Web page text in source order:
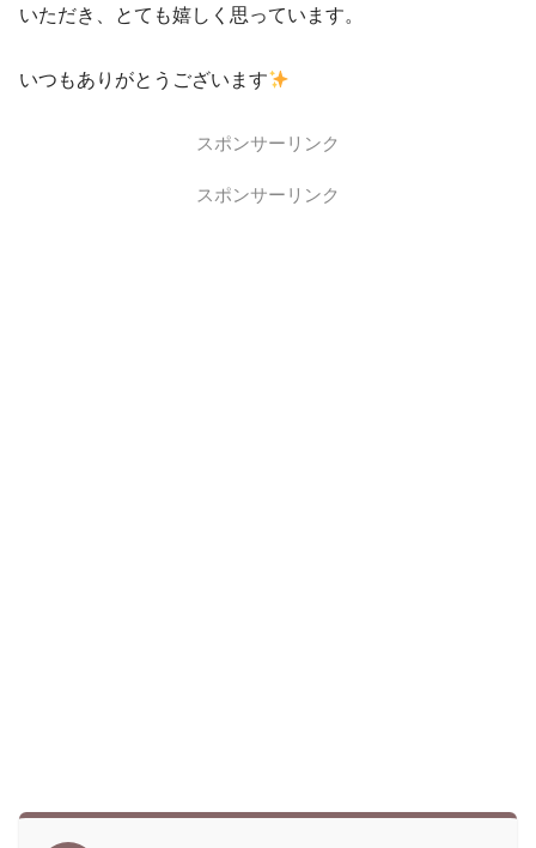
いただき、とても嬉しく思っています。
いつもありがとうございます
スポンサーリンク
スポンサーリンク